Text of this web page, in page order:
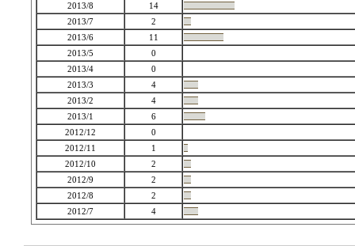
2013/8
14
2013/7
2
2013/6
11
2013/5
0
2013/4
0
2013/3
4
2013/2
4
2013/1
6
2012/12
0
2012/11
1
2012/10
2
2012/9
2
2012/8
2
2012/7
4